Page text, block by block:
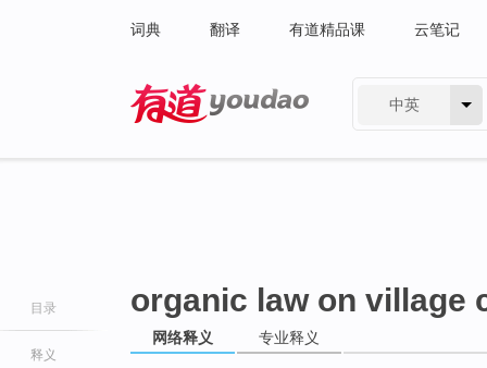
词典 翻译 有道精品课 云笔记
中英
目录
释义
organic law on village
网络释义 专业释义